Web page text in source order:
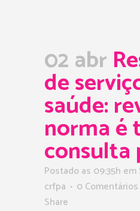
02 abr
de
saúde:
norma é
consulta
Postado as 09:35h em
crfpa
0 Comentários
Share